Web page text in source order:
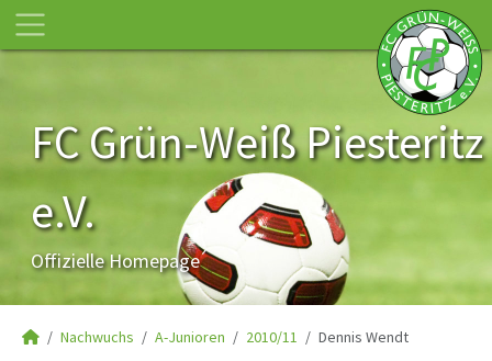
FC Grün-Weiß Piesteritz
e.V.
Offizielle Homepage
Nachwuchs A-Junioren 2010/11 Dennis Wendt